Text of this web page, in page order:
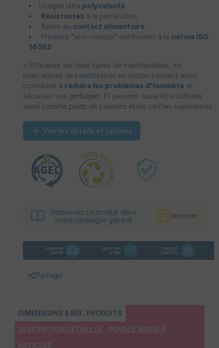
Usages ultra polyvalents
Résistantes à la perforation
Aptes au contact alimentaire
Produits "eco-conçus" conformes à la norme ISO
14062
> Efficaces sur tous types de marchandises, les
intercalaires de palettisation en carton peuvent aussi
contribuer à réduire les problèmes d'humidité et
sécuriser vos gerbages. Et peuvent aussi être utilisées
aussi comme pieds de palettes et/ou coiffes supérieures.
Voir les détails et options
Retrouvez ce produit dans
notre catalogue général
Imprimer
Partager
DIMENSIONS & RÉF. PRODUITS
DESCRIPTION DÉTAILLÉE PENSEZ AUSSI À
ARTICLES